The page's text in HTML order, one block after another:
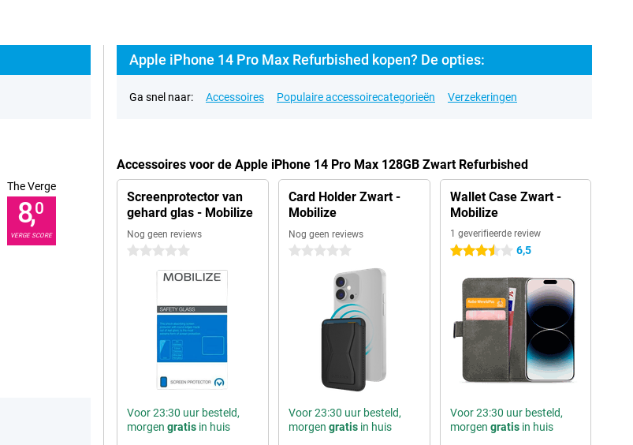
The Verge
8,0
VERGE SCORE
Apple iPhone 14 Pro Max Refurbished kopen? De opties:
Ga snel naar: Accessoires Populaire accessoirecategorieën Verzekeringen
Accessoires voor de Apple iPhone 14 Pro Max 128GB Zwart Refurbished
Screenprotector van
gehard glas - Mobilize
Nog geen reviews
0 sterren
Voor 23:30 uur besteld,
morgen gratis in huis
Card Holder Zwart -
Mobilize
Nog geen reviews
0 sterren
Voor 23:30 uur besteld,
morgen gratisin huis
Wallet Case Zwart -
Mobilize
1 geverifieerde review
3.5 sterren 6,5
Voor 23:30 uur besteld,
morgen gratisin huis